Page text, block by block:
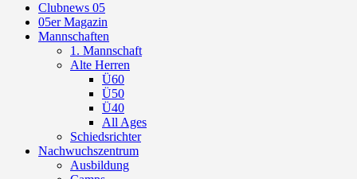
Clubnews 05
05er Magazin
Mannschaften
1. Mannschaft
Alte Herren
Ü60
Ü50
Ü40
All Ages
Schiedsrichter
Nachwuchszentrum
Ausbildung